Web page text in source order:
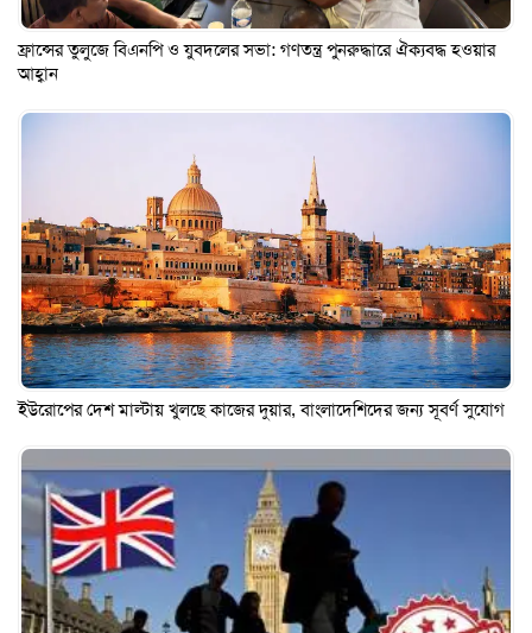
ফ্রান্সের তুলুজে বিএনপি ও যুবদলের সভা: গণতন্ত্র পুনরুদ্ধারে ঐক্যবদ্ধ হওয়ার
আহ্বান
ইউরোপের দেশ মাল্টায় খুলছে কাজের দুয়ার, বাংলাদেশিদের জন্য সূবর্ণ সুযোগ